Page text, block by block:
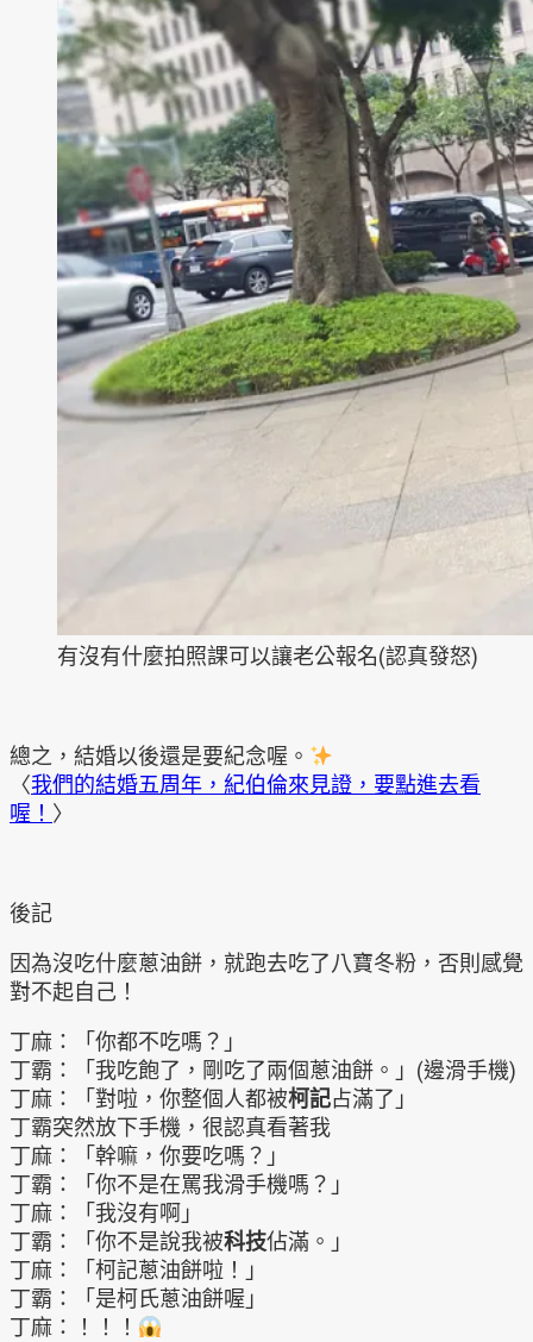
有沒有什麼拍照課可以讓老公報名(認真發怒)
總之，結婚以後還是要紀念喔。
〈我們的結婚五周年，紀伯倫來見證，要點進去看
喔！ 〉
後記
因為沒吃什麼蔥油餅，就跑去吃了八寶冬粉，否則感覺
對不起自己！
丁麻：「你都不吃嗎？」
丁霸：「我吃飽了，剛吃了兩個蔥油餅。」(邊滑手機)
丁麻：「對啦，你整個人都被柯記占滿了」
丁霸突然放下手機，很認真看著我
丁麻：「幹嘛，你要吃嗎？」
丁霸：「你不是在罵我滑手機嗎？」
丁麻：「我沒有啊」
丁霸：「你不是說我被科技佔滿。」
丁麻：「柯記蔥油餅啦！」
丁霸：「是柯氏蔥油餅喔」
丁麻：！！！